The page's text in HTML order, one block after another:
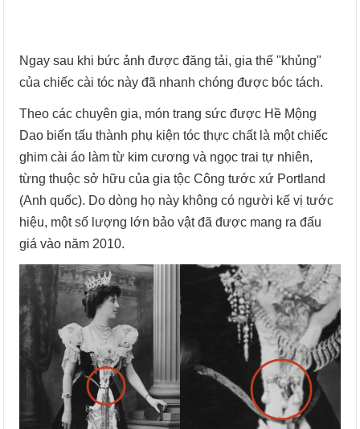
Ngay sau khi bức ảnh được đăng tải, gia thế "khủng"
của chiếc cài tóc này đã nhanh chóng được bóc tách.
Theo các chuyên gia, món trang sức được Hề Mộng
Dao biến tấu thành phụ kiện tóc thực chất là một chiếc
ghim cài áo làm từ kim cương và ngọc trai tự nhiên,
từng thuộc sở hữu của gia tộc Công tước xứ Portland
(Anh quốc). Do dòng họ này không có người kế vị tước
hiệu, một số lượng lớn bảo vật đã được mang ra đấu
giá vào năm 2010.